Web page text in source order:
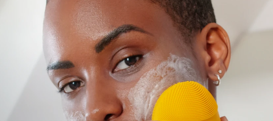
Meus aparelhos
Meus pedidos
Meus endereços
As minhas subscrições
FAQ™ Pure Beauty-Tech Elixir
issa™ Teeth Whitening Set
English Deutsch
Español
Français
Italiano
Português
Svenska
Русский
Türkçe
简体中文 繁體中文